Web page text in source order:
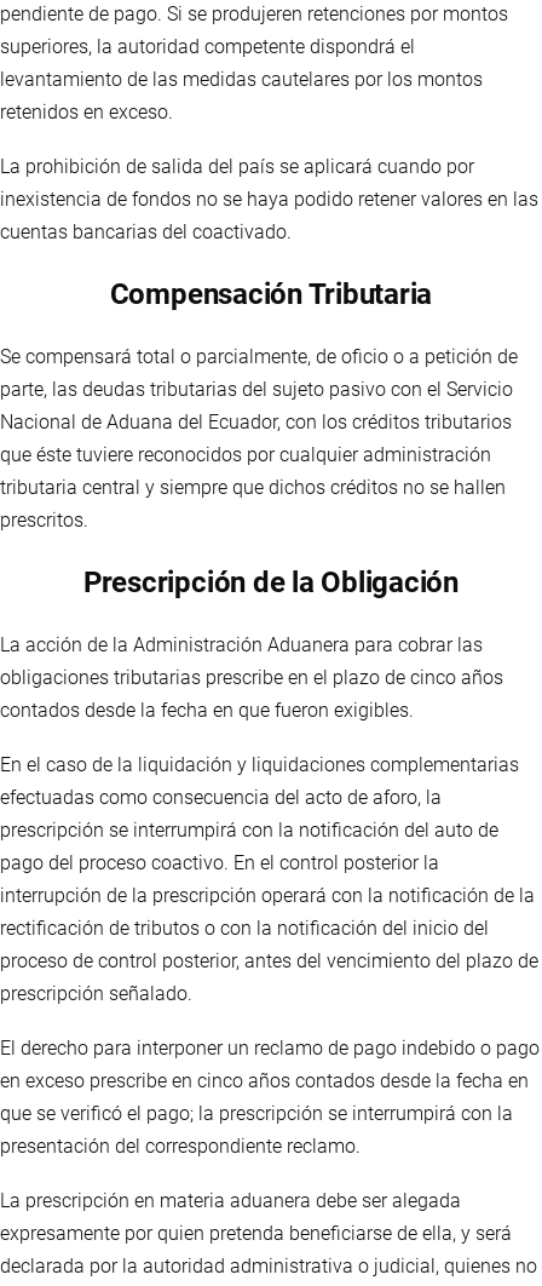
pendiente de pago. Si se produjeren retenciones por montos
superiores, la autoridad competente dispondrá el
levantamiento de las medidas cautelares por los montos
retenidos en exceso.
La prohibición de salida del país se aplicará cuando por
inexistencia de fondos no se haya podido retener valores en las
cuentas bancarias del coactivado.
Compensación Tributaria
Se compensará total o parcialmente, de oficio o a petición de
parte, las deudas tributarias del sujeto pasivo con el Servicio
Nacional de Aduana del Ecuador, con los créditos tributarios
que éste tuviere reconocidos por cualquier administración
tributaria central y siempre que dichos créditos no se hallen
prescritos.
Prescripción de la Obligación
La acción de la Administración Aduanera para cobrar las
obligaciones tributarias prescribe en el plazo de cinco años
contados desde la fecha en que fueron exigibles.
En el caso de la liquidación y liquidaciones complementarias
efectuadas como consecuencia del acto de aforo, la
prescripción se interrumpirá con la notificación del auto de
pago del proceso coactivo. En el control posterior la
interrupción de la prescripción operará con la notificación de la
rectificación de tributos o con la notificación del inicio del
proceso de control posterior, antes del vencimiento del plazo de
prescripción señalado.
El derecho para interponer un reclamo de pago indebido o pago
en exceso prescribe en cinco años contados desde la fecha en
que se verificó el pago; la prescripción se interrumpirá con la
presentación del correspondiente reclamo.
La prescripción en materia aduanera debe ser alegada
expresamente por quien pretenda beneficiarse de ella, y será
declarada por la autoridad administrativa o judicial, quienes no